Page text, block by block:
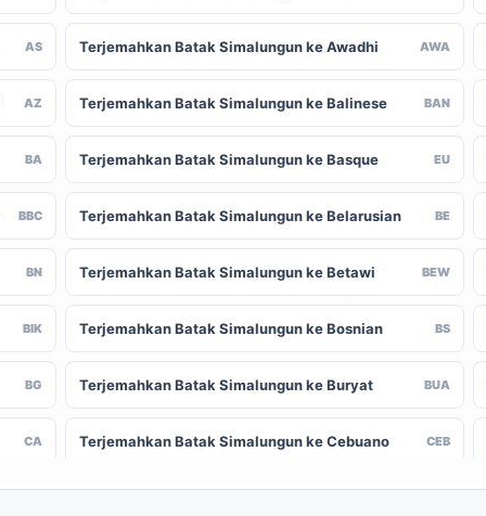
AS Terjemahkan Batak Simalungun ke Awadhi AWA
AZ Terjemahkan Batak Simalungun ke Balinese BAN
BA Terjemahkan Batak Simalungun ke Basque EU
BBC Terjemahkan Batak Simalungun ke Belarusian BE
BN Terjemahkan Batak Simalungun ke Betawi BEW
BIK Terjemahkan Batak Simalungun ke Bosnian BS
BG Terjemahkan Batak Simalungun ke Buryat BUA
CA Terjemahkan Batak Simalungun ke Cebuano CEB
Terjemahkan Batak Simalungun ke Chinese